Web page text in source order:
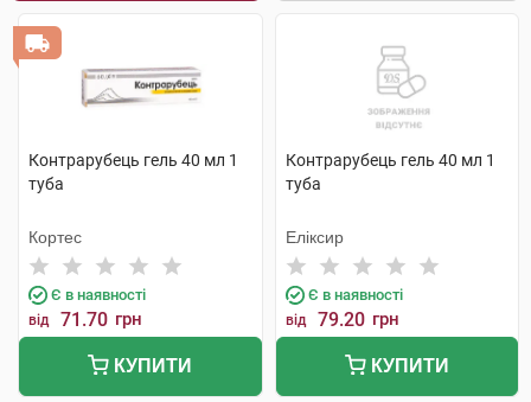
Контрарубець гель 40 мл 1
туба
Кортес
Є в наявності
від 71.70 грн
КУПИТИ
Контрарубець гель 40 мл 1
туба
Еліксир
Є в наявності
від 79.20 грн
КУПИТИ